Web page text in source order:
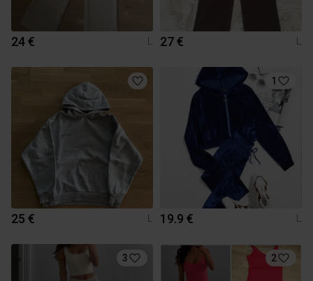
24 € L 27 € L
25 € L
1
19.9 € L
3 2